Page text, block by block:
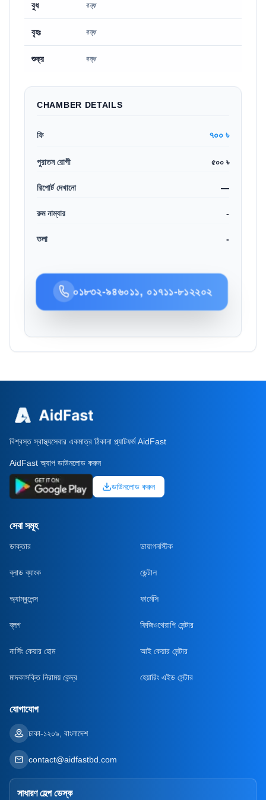
বুধ বন্ধ
বৃহঃ বন্ধ
শুক্র বন্ধ
CHAMBER DETAILS
ফি ৭০০ ৳
পুরাতন রোগী ৫০০ ৳
রিপোর্ট দেখানো —
রুম নাম্বার -
তলা -
০১৮৩২-৯৪৬০১১, ০১৭১১-৮১২২০২
বিশ্বস্ত স্বাস্থ্যসেবার একমাত্র ঠিকানা প্ল্যাটফর্ম AidFast
AidFast অ্যাপ ডাউনলোড করুন
ডাউনলোড করুন
সেবা সমূহ
ডাক্তার ডায়াগনস্টিক
ব্লাড ব্যাংক ডেন্টাল
অ্যাম্বুলেন্স ফার্মেসি
ব্লগ ফিজিওথেরাপি সেন্টার
নার্সিং কেয়ার হোম আই কেয়ার সেন্টার
মাদকাসক্তি নিরাময় কেন্দ্র হেয়ারিং এইড সেন্টার
যোগাযোগ
ঢাকা-১২০৯, বাংলাদেশ
contact@aidfastbd.com
সাধারণ হেল্প ডেস্ক